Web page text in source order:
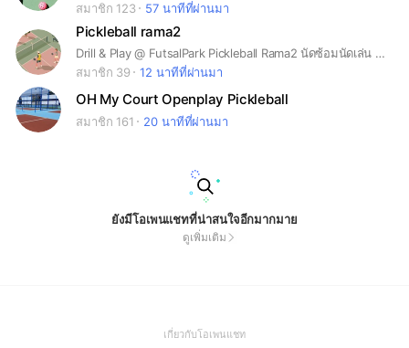
สมาชิก 123
57 นาทีที่ผ่านมา
Pickleball rama2
Drill & Play @ FutsalPark Pickleball Rama2 นัดซ้อมนัดเล่น pickleball ใครว่างเวลาไหนอยากหาคู่ซ้อม แจ้งกันเข้ามา มาทำให้ community pickleball สนุกขึ้นกัน
สมาชิก 39
12 นาทีที่ผ่านมา
OH My Court Openplay Pickleball
สมาชิก 161 20 นาทีที่ผ่านมา
ยังมีโอเพนแชทที่น่าสนใจอีกมากมาย
ดูเพิ่มเติม
เกี่ยวกับโอเพนแชท(Open